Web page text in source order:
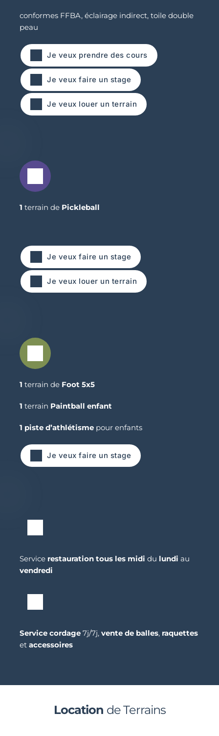
conformes FFBA, éclairage indirect, toile double
peau
Je veux prendre des cours
Je veux faire un stage
Je veux louer un terrain
1 terrain de Pickleball
Je veux faire un stage
Je veux louer un terrain
1 terrain de Foot 5x5
1 terrain Paintball enfant
1 piste d’athlétisme pour enfants
Je veux faire un stage
Service restauration tous les midi du lundi
vendredi
Service cordage 7j/7j, vente de balles,
et accessoires
Location de Terrains